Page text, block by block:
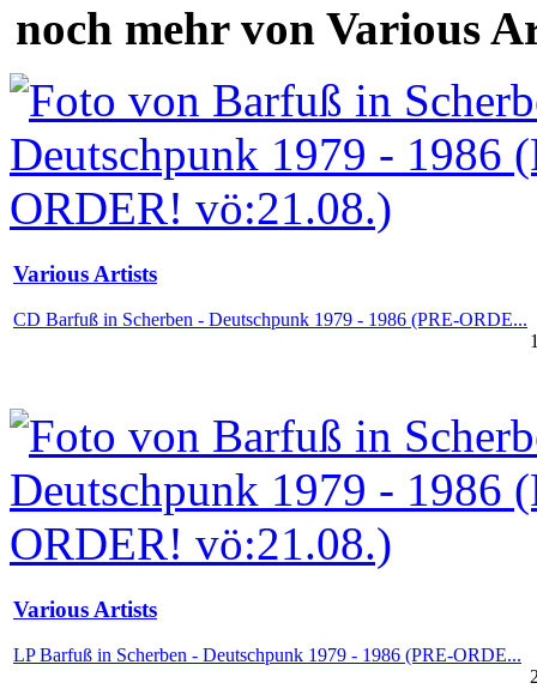
noch mehr von Various
Various Artists
CD Barfuß in Scherben - Deutschpunk 1979 - 1986 (PRE-ORDE...
Various Artists
LP Barfuß in Scherben - Deutschpunk 1979 - 1986 (PRE-ORDE...